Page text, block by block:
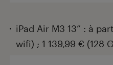
iPad Air M3 13” : à
wifi) ; 1 139,99 € (128